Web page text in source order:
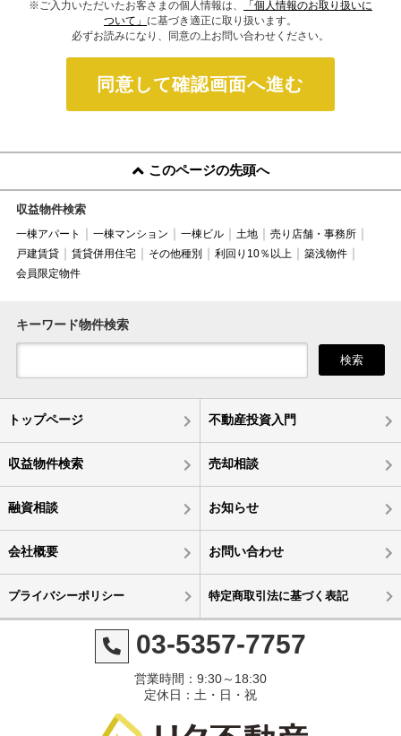
※ご入力いただいたお客さまの個人情報は、
「個人情報のお取り扱いに
ついて」 に基づき適正に取り扱います。
必ずお読みになり、同意の上お問い合わせください。
同意して確認画面へ進む
このページの先頭へ
収益物件検索
一棟アパート 一棟マンション 一棟ビル 土地
売り店舗・事務所
戸建賃貸
賃貸併用住宅 その他種別 利回り10％以上
築浅物件
会員限定物件
キーワード物件検索
検索
トップページ 不動産投資入門
収益物件検索 売却相談
融資相談 お知らせ
会社概要 お問い合わせ
プライバシーポリシー 特定商取引法に基づく表記
03-5357-7757
営業時間：9:30～18:30
定休日：土・日・祝